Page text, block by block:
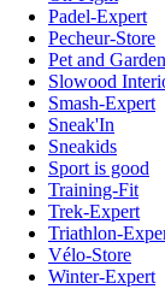
Padel-Expert
Pecheur-Store
Pet and Garden
Slowood
Smash-Expert
Sneak'In
Sneakids
Sport is good
Training-Fit
Trek-Expert
Triathlon-
Vélo-Store
Winter-Expert